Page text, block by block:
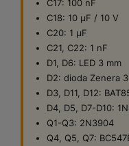
C17: 100 nF
C18: 10 µF / 10 V
C20: 1 µF
C21, C22: 1 nF
D1, D6: LED 3 mm
D2: dioda Zenera
D3, D11, D12:
D4, D5, D7-D10:
Q1-Q3: 2N3904
Q4, Q5, Q7: